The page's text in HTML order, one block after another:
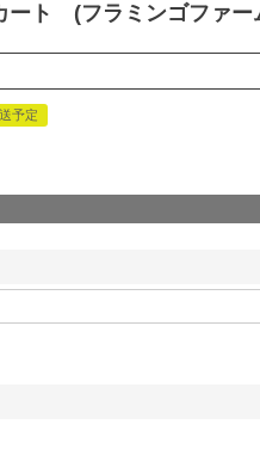
ト (フラミンゴファ
予定